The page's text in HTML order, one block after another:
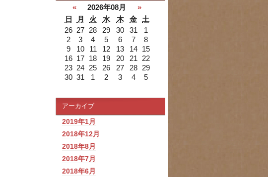
« 2026年08月
»
日
月 火 水 木 金
土
26 27 28 29 30 31
1
2
3 4 5 6 7
8
9
10 11 12 13 14
15
16 17 18 19 20 21
22
23 24 25 26 27 28
29
30 31 1 2 3 4 5
アーカイブ
2019年1月
2018年12月
2018年8月
2018年7月
2018年6月